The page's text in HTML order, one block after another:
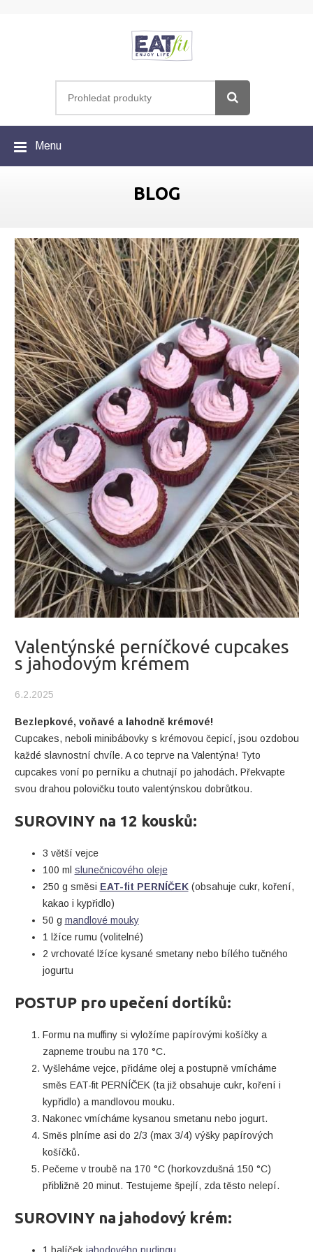
Menu
BLOG
Valentýnské perníčkové cupcakes
s jahodovým krémem
6.2.2025
Bezlepkové, voňavé a lahodně krémové!
Cupcakes, neboli minibábovky s krémovou čepicí, jsou ozdobou
každé slavnostní chvíle. A co teprve na Valentýna! Tyto
cupcakes voní po perníku a chutnají po jahodách. Překvapte
svou drahou polovičku touto valentýnskou dobrůtkou.
SUROVINY na 12 kousků:
3 větší vejce
100 ml slunečnicového oleje
250 g směsi EAT-fit PERNÍČEK(obsahuje cukr, koření,
kakao i kypřidlo)
50 g mandlové mouky
1 lžíce rumu (volitelné)
2 vrchovaté lžíce kysané smetany nebo bílého tučného
jogurtu
POSTUP pro upečení dortíků:
Formu na muffiny si vyložíme papírovými košíčky a
zapneme troubu na 170 °C.
Vyšleháme vejce, přidáme olej a postupně vmícháme
směs EAT-fit PERNÍČEK (ta již obsahuje cukr, koření i
kypřidlo) a mandlovou mouku.
Nakonec vmícháme kysanou smetanu nebo jogurt.
Směs plníme asi do 2/3 (max 3/4) výšky papírových
košíčků.
Pečeme v troubě na 170 °C (horkovzdušná 150 °C)
přibližně 20 minut. Testujeme špejlí, zda těsto nelepí.
SUROVINY na jahodový krém: